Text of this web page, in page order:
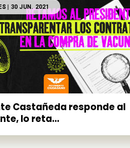
| 30 JUN. 2021
Castañeda responde al
lo reta...